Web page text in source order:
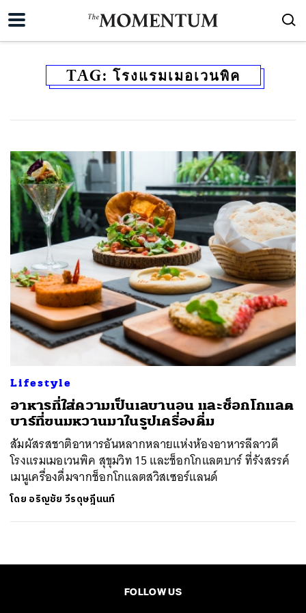
TAG: โรงแรมเมอเวนพิค
Lifestyle
อาหารที่ใส่ความเป็นเลบานอน และช็อกโกแลต
บาร์ที่ขนมหวานมาในรูปเครื่องดื่ม
สัมผัสรสชาติอาหารอันหลากหลายแห่งห้องอาหารลีลาวดี
โรงแรมเมอเวนพิค สุขุมวิท 15 และช็อกโกแลตบาร์ ที่รังสรรค์
เมนูเครื่องดื่มจากช็อกโกแลตสวิสเซอร์แลนด์
โดย อริญชัย วีรดุษฎีนนท์
FOLLOW US
ค้นหา
TWEET LINE EMAIL